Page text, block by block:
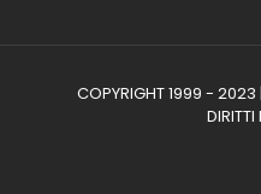
COPYRIGHT 1999 - 2023
DIRITTI